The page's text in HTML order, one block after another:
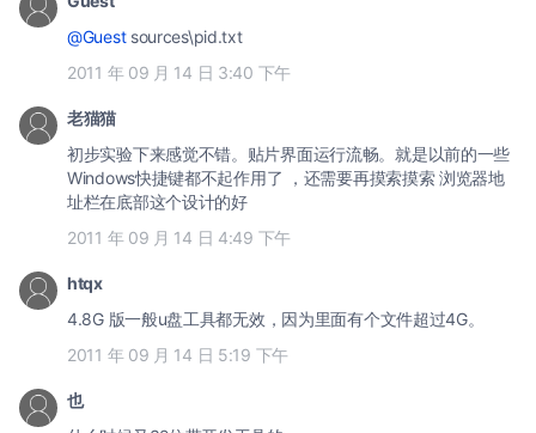
@Guestsources\pid.txt
2011 年 09 月 14 日 3:40 下午
老猫猫
初步实验下来感觉不错。贴片界面运行流畅。就是以前的一些
Windows快捷键都不起作用了 ，还需要再摸索摸索 浏览器地
址栏在底部这个设计的好
2011 年 09 月 14 日 4:49 下午
htqx
4.8G 版一般u盘工具都无效，因为里面有个文件超过4G。
2011 年 09 月 14 日 5:19 下午
也